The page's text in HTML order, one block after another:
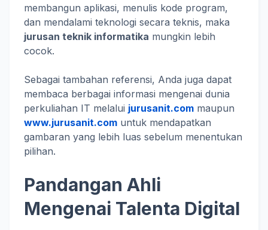
membangun aplikasi, menulis kode program,
dan mendalami teknologi secara teknis, maka
jurusan teknik informatika mungkin lebih
cocok.
Sebagai tambahan referensi, Anda juga dapat
membaca berbagai informasi mengenai dunia
perkuliahan IT melalui jurusanit.com maupun
www.jurusanit.com untuk mendapatkan
gambaran yang lebih luas sebelum menentukan
pilihan.
Pandangan Ahli
Mengenai Talenta Digital